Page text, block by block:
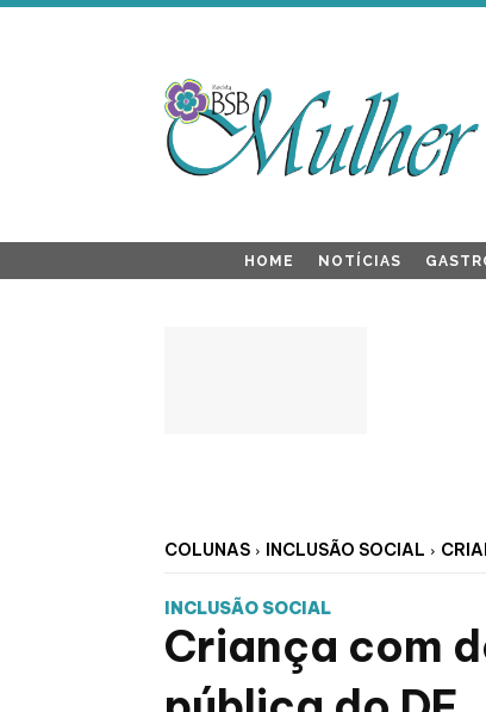
HOME NOTÍCIAS
COLUNAS INCLUSÃO SOCIAL
INCLUSÃO SOCIAL
Criança com